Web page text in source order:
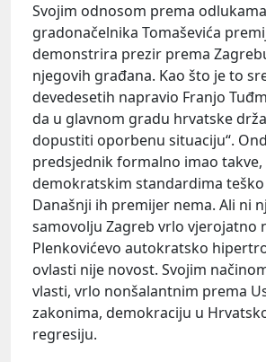
Svojim odnosom prema odlukama
gradonačelnika Tomaševića
demonstrira prezir prema
njegovih građana. Kao što je to
devedesetih napravio Franjo
da u glavnom gradu hrvatske
dopustiti oporbenu situaciju“.
predsjednik formalno imao takve,
demokratskim standardima
Današnji ih premijer nema. Ali ni
samovolju Zagreb vrlo vjerojatno
Plenkovićevo autokratsko
ovlasti nije novost. Svojim
vlasti, vrlo nonšalantnim prema
zakonima, demokraciju u
regresiju.